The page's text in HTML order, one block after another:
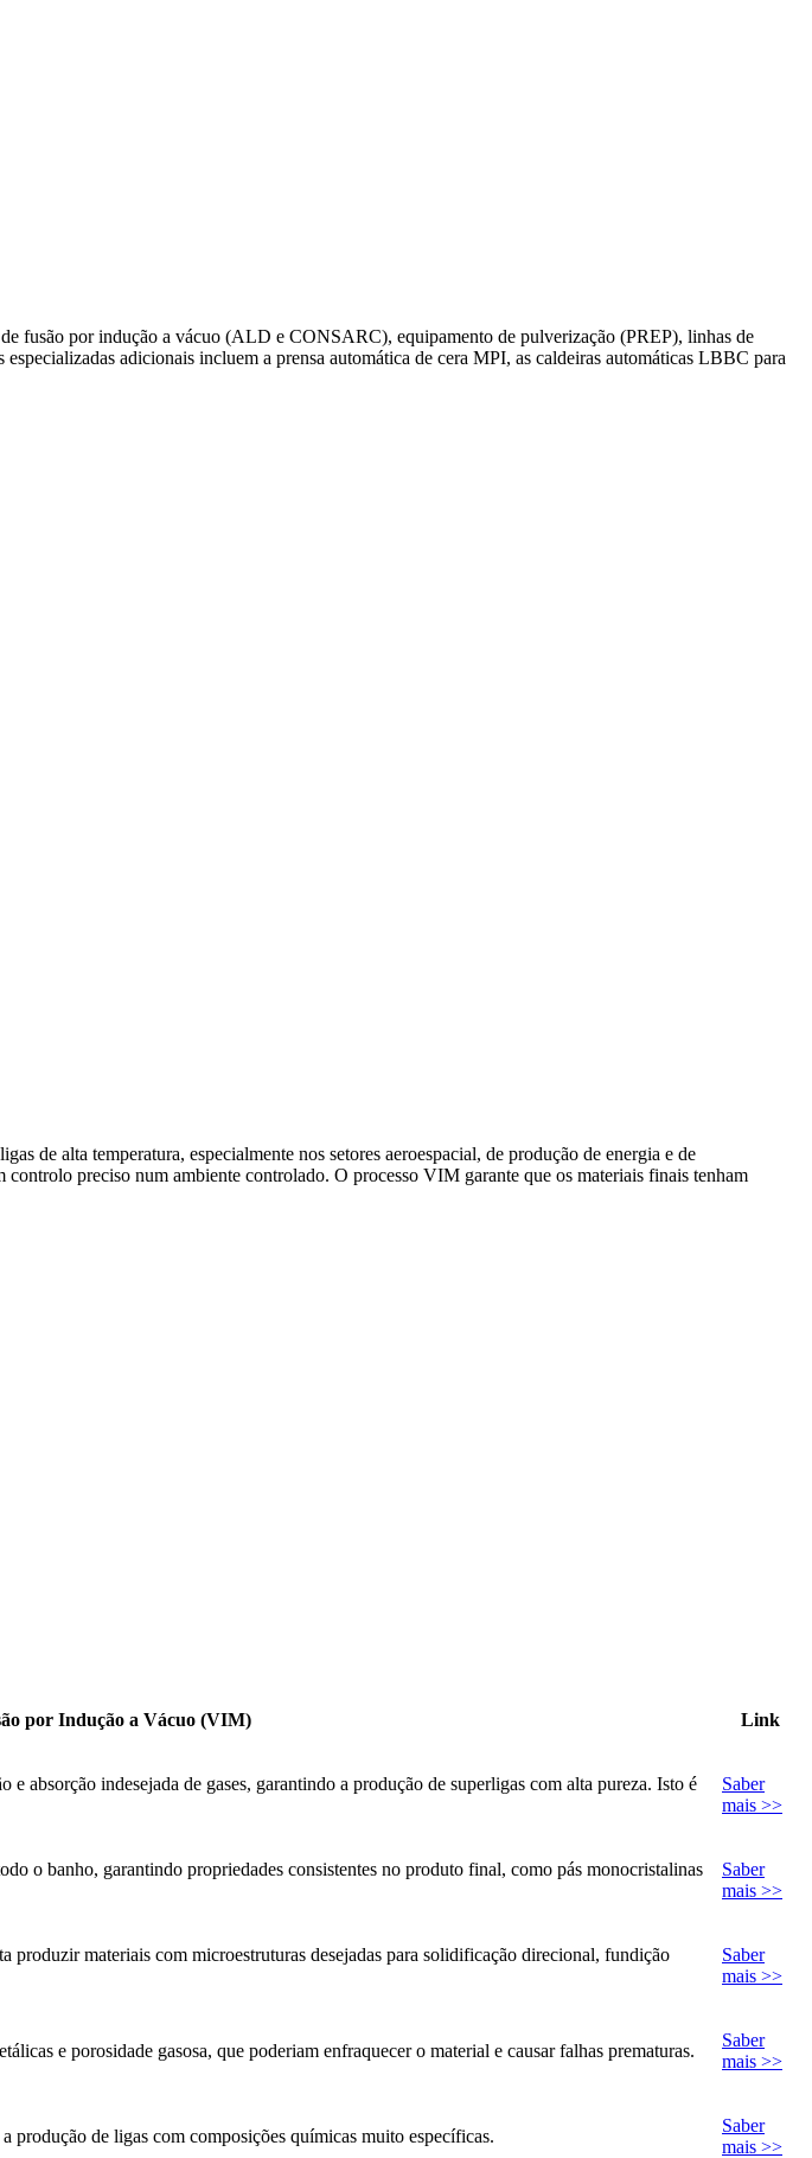
fusão por indução a vácuo (ALD e CONSARC), equipamento de pulverização (PREP), linhas de
adicionais incluem a prensa automática de cera MPI, as caldeiras automáticas LBBC para
de alta temperatura, especialmente nos setores aeroespacial, de produção de energia e de
preciso num ambiente controlado. O processo VIM garante que os materiais finais tenham
por Indução a Vácuo (VIM) Link
absorção indesejada de gases, garantindo a produção de superligas com alta pureza. Isto é
Saber
mais >>
o banho, garantindo propriedades consistentes no produto final, como pás monocristalinas
Saber
mais >>
materiais com microestruturas desejadas para solidificação direcional, fundição
Saber
mais >>
e porosidade gasosa, que poderiam enfraquecer o material e causar falhas prematuras.
Saber
mais >>
de ligas com composições químicas muito específicas.
Saber
mais >>